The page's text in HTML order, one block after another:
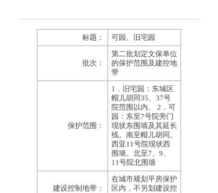
标题： 可园、旧宅园
批次：
第二批划定文保单位
的保护范围及建控地
带
保护范围：
1．旧宅园：东城区
帽儿胡同35、37号
院范围以内。 2．可
园：东至7号院旁门
现状东围墙及其延长
线。南至帽儿胡同。
西亚11号院现状西
围墙。北至7、9、
11号院北围墙
建设控制地带：
在城市规划平房保护
区内，不另划建设控